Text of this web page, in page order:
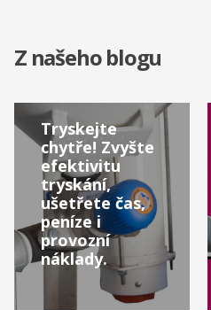
Z našeho blogu
Tryskejte
chytře! Zvyšte
efektivitu
tryskání,
ušetřete čas,
peníze i
provozní
náklady.